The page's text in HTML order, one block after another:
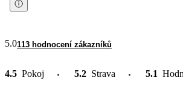
5.0113 hodnocení zákazníků
4.5 Pokoj 5.2 Strava 5.1